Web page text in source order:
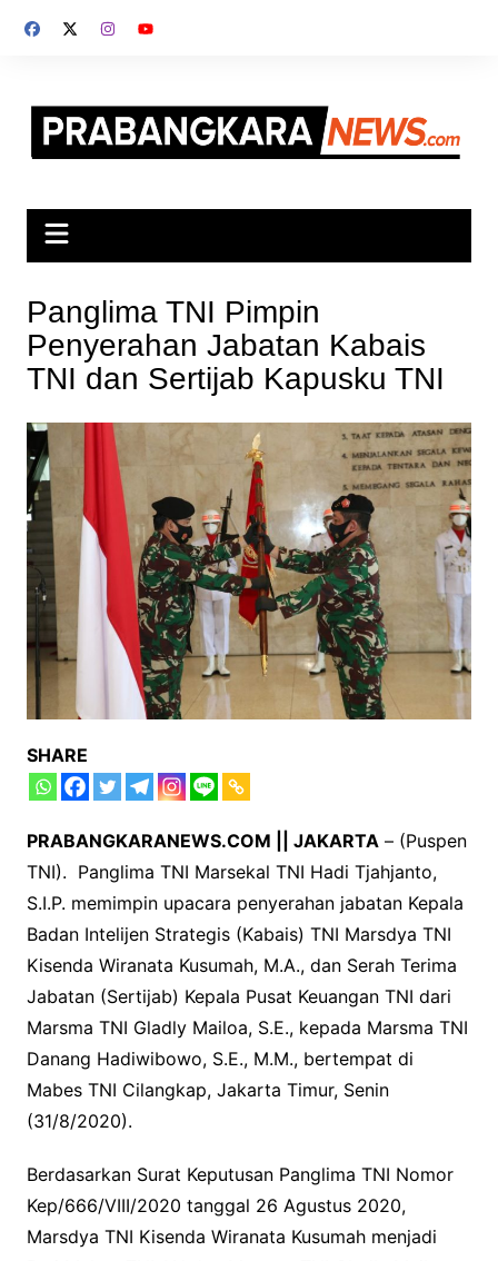
Panglima TNI Pimpin
Penyerahan Jabatan Kabais
TNI dan Sertijab Kapusku TNI
SHARE
PRABANGKARANEWS.COM || JAKARTA – (Puspen
TNI). Panglima TNI Marsekal TNI Hadi Tjahjanto,
S.I.P. memimpin upacara penyerahan jabatan Kepala
Badan Intelijen Strategis (Kabais) TNI Marsdya TNI
Kisenda Wiranata Kusumah, M.A., dan Serah Terima
Jabatan (Sertijab) Kepala Pusat Keuangan TNI dari
Marsma TNI Gladly Mailoa, S.E., kepada Marsma TNI
Danang Hadiwibowo, S.E., M.M., bertempat di
Mabes TNI Cilangkap, Jakarta Timur, Senin
(31/8/2020).
Berdasarkan Surat Keputusan Panglima TNI Nomor
Kep/666/VIII/2020 tanggal 26 Agustus 2020,
Marsdya TNI Kisenda Wiranata Kusumah menjadi